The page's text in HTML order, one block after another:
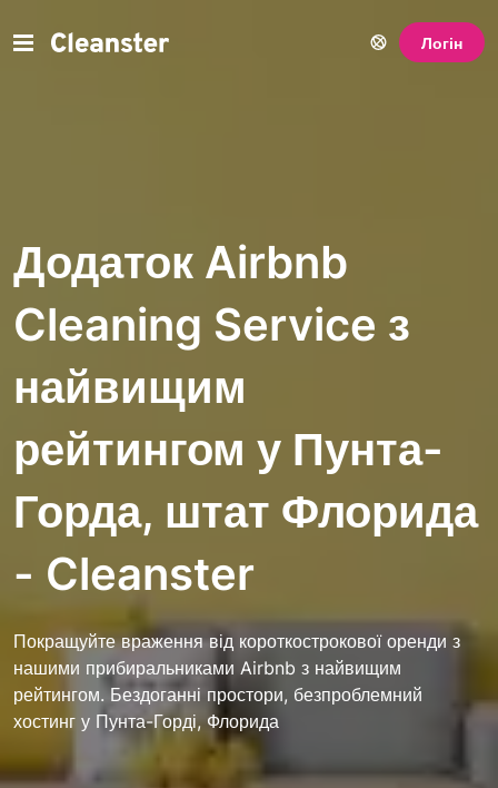
Логін
Додаток Airbnb
Cleaning Service з
найвищим
рейтингом у Пунта-
Горда, штат Флорида
- Cleanster
Покращуйте враження від короткострокової оренди з
нашими прибиральниками Airbnb з найвищим
рейтингом. Бездоганні простори, безпроблемний
хостинг у Пунта-Горді, Флорида